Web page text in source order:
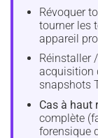
Révoquer
tourner les
appareil
Réinstaller
acquisition
snapshots
Cas à haut
complète
forensique